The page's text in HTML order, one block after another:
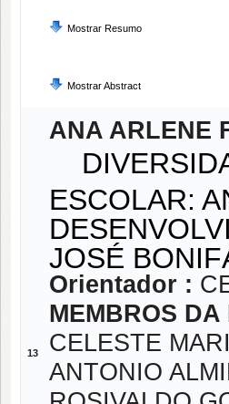
Mostrar Resumo
Mostrar Abstract
13
ANA ARLENE
ESCOLAR:
JOSÉ
Orientador :
MEMBROS
CELESTE
ANTONIO